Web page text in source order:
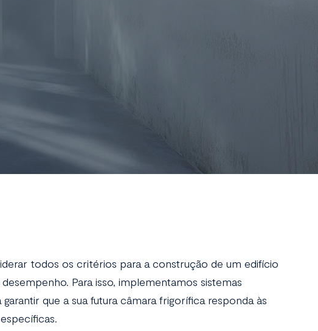
todos os critérios para a construção de um edifício
Para isso, implementamos sistemas
que a sua futura câmara frigorífica responda às